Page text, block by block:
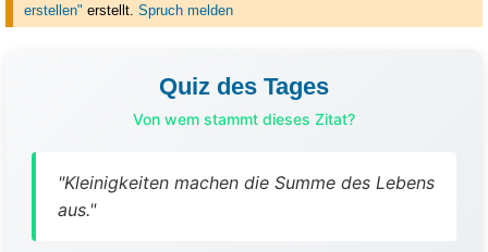
erstellen" erstellt. Spruch melden
Quiz des Tages
Von wem stammt dieses Zitat?
"Kleinigkeiten machen die Summe des Lebens
aus."